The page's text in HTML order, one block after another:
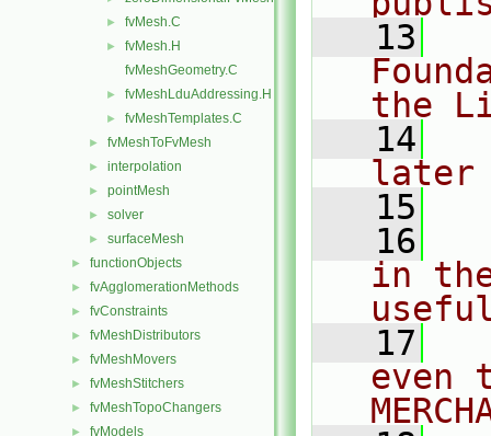
► fvMesh.C
►
fvMesh.H
fvMeshGeometry.C
► fvMeshLduAddressing.H
► fvMeshTemplates.C
► fvMeshToFvMesh
► interpolation
► pointMesh
► solver
► surfaceMesh
► functionObjects
► fvAgglomerationMethods
► fvConstraints
► fvMeshDistributors
► fvMeshMovers
► fvMeshStitchers
► fvMeshTopoChangers
► fvModels
   13
the
   14
later
   15
   16
in
   17
even